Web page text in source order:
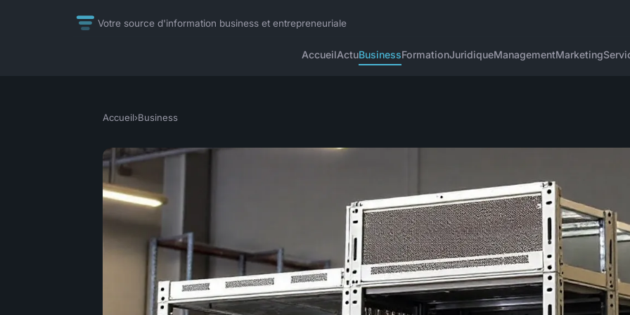
Votre source d'information business et entrepreneuriale
AccueilActuBusinessFormationJuridiqueManagementMarketing
Accueil›Business